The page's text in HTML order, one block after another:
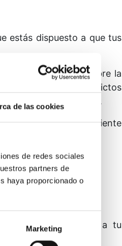
de las cookies
de redes sociales
partners de
haya proporcionado o
Marketing
estás dispuesto a que tus
a reflexionar sobre la
todos tus conflictos
ideas al contrario.
por hora, usa el siguiente
mientras miras a tu
reservas.